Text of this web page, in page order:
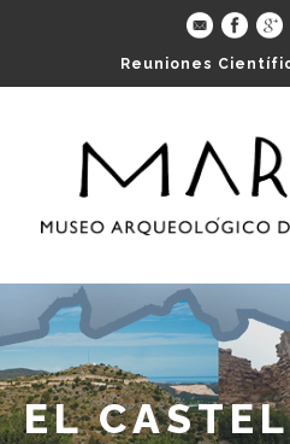
Reuniones
EL